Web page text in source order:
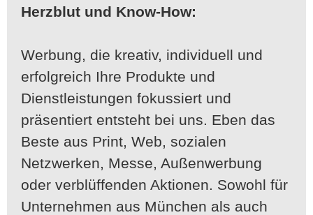
Herzblut und Know-How:
Werbung, die kreativ, individuell und
erfolgreich Ihre Produkte und
Dienstleistungen fokussiert und
präsentiert entsteht bei uns. Eben das
Beste aus Print, Web, sozialen
Netzwerken, Messe, Außenwerbung
oder verblüffenden Aktionen. Sowohl für
Unternehmen aus München als auch